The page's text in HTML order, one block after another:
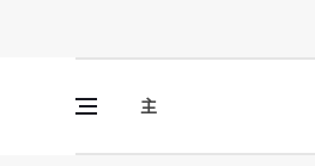
主
Vine Media
葡萄樹傳媒